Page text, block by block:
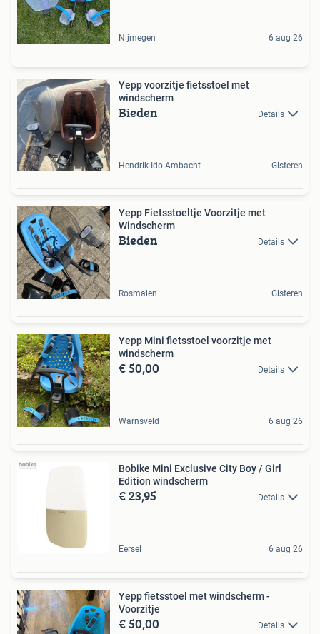
Nijmegen 6 aug 26
Yepp voorzitje fietsstoel met
windscherm
Bieden Details
Hendrik-Ido-Ambacht Gisteren
Yepp Fietsstoeltje Voorzitje met
Windscherm
Bieden Details
Rosmalen Gisteren
Yepp Mini fietsstoel voorzitje met
windscherm
€ 50,00 Details
Warnsveld 6 aug 26
Bobike Mini Exclusive City Boy / Girl
Edition windscherm
€ 23,95 Details
Eersel 6 aug 26
Yepp fietsstoel met windscherm -
Voorzitje
€ 50,00 Details